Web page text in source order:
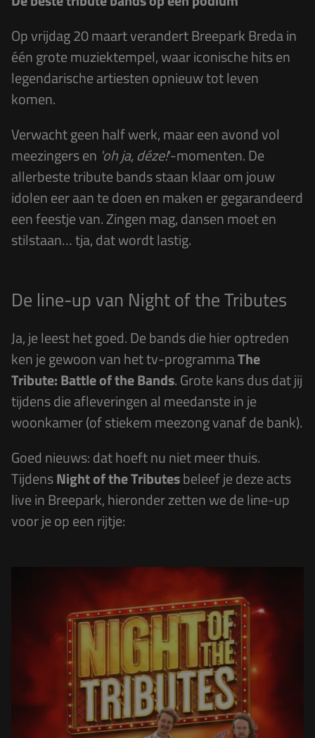
Op vrijdag 20 maart verandert Breepark Breda in
één grote muziektempel, waar iconische hits en
legendarische artiesten opnieuw tot leven
komen.
Verwacht geen half werk, maar een avond vol
meezingers en 'oh ja, déze!'-momenten. De
allerbeste tribute bands staan klaar om jouw
idolen eer aan te doen en maken er gegarandeerd
een feestje van. Zingen mag, dansen moet en
stilstaan… tja, dat wordt lastig.
De line-up van Night of the Tributes
Ja, je leest het goed. De bands die hier optreden
ken je gewoon van het tv-programmaThe
Tribute: Battle of the Bands. Grote kans dus dat jij
tijdens die afleveringen al meedanste in je
woonkamer (of stiekem meezong vanaf de bank).
Goed nieuws: dat hoeft nu niet meer thuis.
TijdensNight of the Tributesbeleef je deze acts
live in Breepark, hieronder zetten we de line-up
voor je op een rijtje: